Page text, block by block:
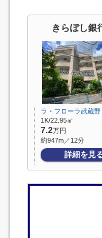
きらぼし銀
ラ・フローラ武蔵
1K/22.95㎡
7.2万円
約947m／12分
詳細を見